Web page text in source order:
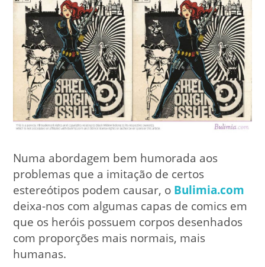
Numa abordagem bem humorada aos
problemas que a imitação de certos
estereótipos podem causar, o Bulimia.com
deixa-nos com algumas capas de comics em
que os heróis possuem corpos desenhados
com proporções mais normais, mais
humanas.